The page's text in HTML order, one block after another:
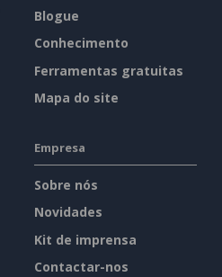
Blogue
Conhecimento
Ferramentas gratuitas
Mapa do site
Empresa
Sobre nós
Novidades
Kit de imprensa
Contactar-nos